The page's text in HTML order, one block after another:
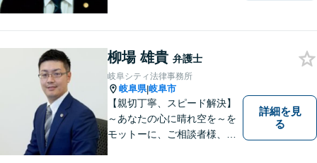
ることを心がけています。
柳場 雄貴 弁護士
岐阜シティ法律事務所
岐阜県|岐阜市
【親切丁寧、スピード解決】
～あなたの心に晴れ空を～を
モットーに、ご相談者様、依
詳細を見
る